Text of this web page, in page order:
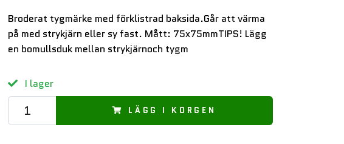
Broderat tygmärke med förklistrad baksida.Går att värma
på med strykjärn eller sy fast. Mått: 75x75mmTIPS! Lägg
en bomullsduk mellan strykjärnoch tygm
I lager
LÄGG I KORGEN